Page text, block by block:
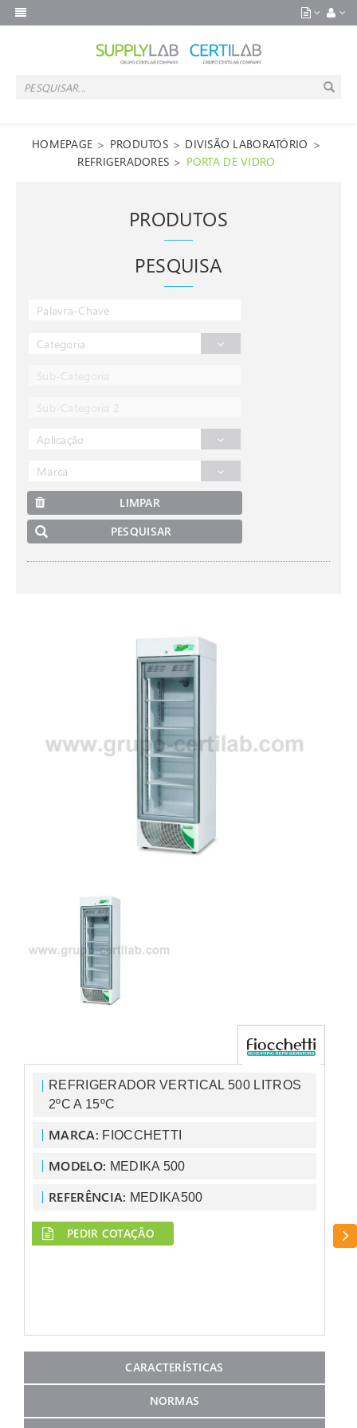
HOMEPAGE > PRODUTOS > DIVISÃO LABORATÓRIO >
REFRIGERADORES > PORTA DE VIDRO
PRODUTOS
PESQUISA
Categoria
Aplicação
Marca
LIMPAR
PESQUISAR
REFRIGERADOR VERTICAL 500 LITROS
2ºC A 15ºC
MARCA: FIOCCHETTI
MODELO: MEDIKA 500
REFERÊNCIA: MEDIKA500
PEDIR COTAÇÃO
CARACTERÍSTICAS
NORMAS